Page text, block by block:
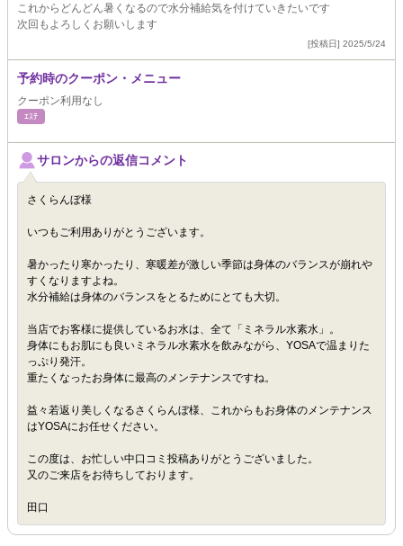
これからどんどん暑くなるので水分補給気を付けていきたいです
次回もよろしくお願いします
[投稿日] 2025/5/24
予約時のクーポン・メニュー
クーポン利用なし
ｴｽﾃ
サロンからの返信コメント
さくらんぼ様
いつもご利用ありがとうございます。
暑かったり寒かったり、寒暖差が激しい季節は身体のバランスが崩れや
すくなりますよね。
水分補給は身体のバランスをとるためにとても大切。
当店でお客様に提供しているお水は、全て「ミネラル水素水」。
身体にもお肌にも良いミネラル水素水を飲みながら、YOSAで温まりた
っぷり発汗。
重たくなったお身体に最高のメンテナンスですね。
益々若返り美しくなるさくらんぼ様、これからもお身体のメンテナンス
はYOSAにお任せください。
この度は、お忙しい中口コミ投稿ありがとうございました。
又のご来店をお待ちしております。
田口